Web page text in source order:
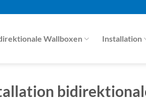
Wallboxen Installation